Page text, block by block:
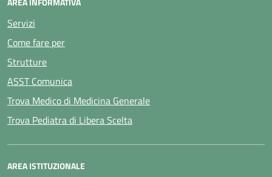
Servizi
Come fare per
Strutture
ASST Comunica
Trova Medico di Medicina Generale
Trova Pediatra di Libera Scelta
AREA ISTITUZIONALE